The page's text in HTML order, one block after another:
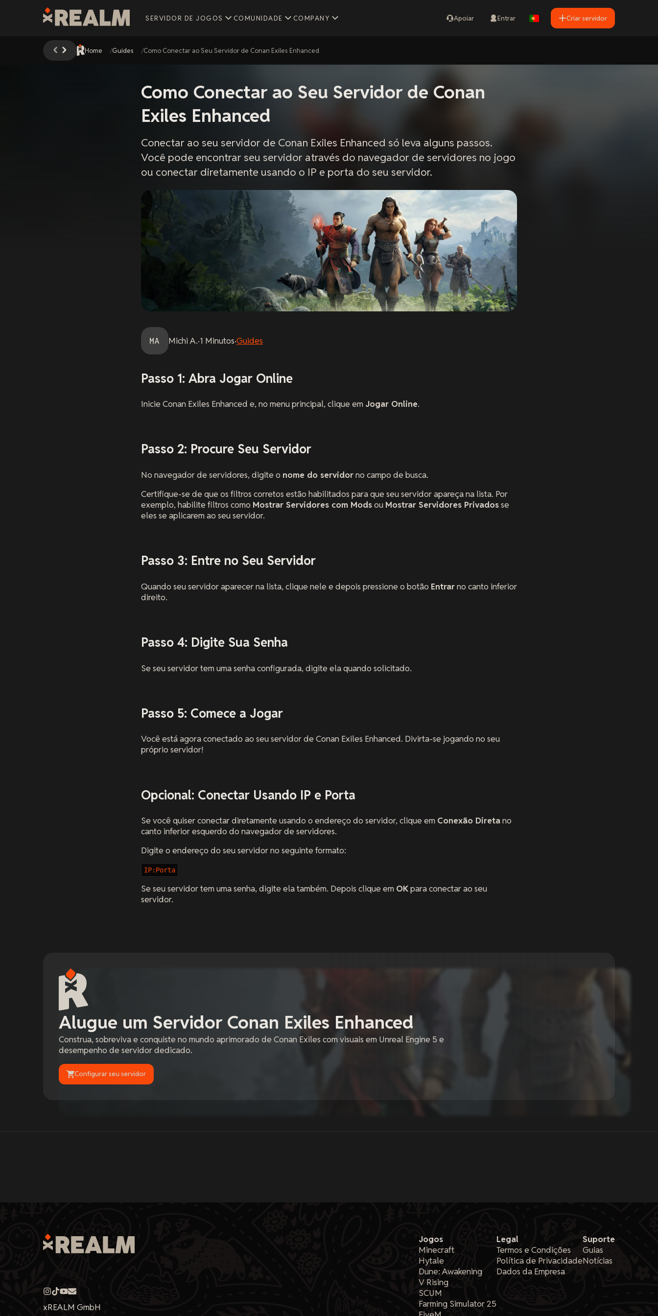
SERVIDOR DE JOGOS COMUNIDADE COMPANY Apoiar Entrar Criar servidor
Home Guides Como Conectar ao Seu Servidor de Conan Exiles Enhanced
Como Conectar ao Seu Servidor de Conan
Exiles Enhanced
Conectar ao seu servidor de Conan Exiles Enhanced só leva alguns passos.
Você pode encontrar seu servidor através do navegador de servidores no jogo
ou conectar diretamente usando o IP e porta do seu servidor.
MA MichiA.·1 Minutos·Guides
Passo 1: Abra Jogar Online
Inicie Conan Exiles Enhanced e, no menu principal, clique em Jogar Online.
Passo 2: Procure Seu Servidor
No navegador de servidores, digite o nome do servidorno campo de busca.
Certifique-se de que os filtros corretos estão habilitados para que seu servidor apareça na lista. Por
exemplo, habilite filtros como Mostrar Servidores com Modsou Mostrar Servidores Privadosse
eles se aplicarem ao seu servidor.
Passo 3: Entre no Seu Servidor
Quando seu servidor aparecer na lista, clique nele e depois pressione o botão Entrarno canto inferior
direito.
Passo 4: Digite Sua Senha
Se seu servidor tem uma senha configurada, digite ela quando solicitado.
Passo 5: Comece a Jogar
Você está agora conectado ao seu servidor de Conan Exiles Enhanced. Divirta-se jogando no seu
próprio servidor!
Opcional: Conectar Usando IP e Porta
Se você quiser conectar diretamente usando o endereço do servidor, clique em Conexão Diretano
canto inferior esquerdo do navegador de servidores.
Digite o endereço do seu servidor no seguinte formato:
IP:Porta
Se seu servidor tem uma senha, digite ela também. Depois clique em OKpara conectar ao seu
servidor.
Alugue um Servidor Conan Exiles Enhanced
Construa, sobreviva e conquiste no mundo aprimorado de Conan Exiles com visuais em Unreal Engine 5 e
desempenho de servidor dedicado.
Configurar seu servidor
xREALM GmbH
Jogos
Minecraft
Hytale
Dune: Awakening
V Rising
SCUM
Farming Simulator 25
Legal
Termos e Condições
Política de Privacidade
Dados da Empresa
Suporte
Guias
Notícias